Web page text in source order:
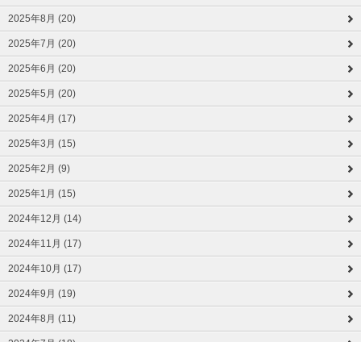
2025年8月 (20)
2025年7月 (20)
2025年6月 (20)
2025年5月 (20)
2025年4月 (17)
2025年3月 (15)
2025年2月 (9)
2025年1月 (15)
2024年12月 (14)
2024年11月 (17)
2024年10月 (17)
2024年9月 (19)
2024年8月 (11)